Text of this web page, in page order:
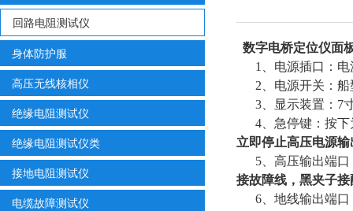
回路电阻测试仪
身体防护服
高压无线核相仪
绝缘电阻测试仪
绝缘电阻测试仪类
接地电阻测试仪
电缆故障测试仪
数字电桥定位仪面
1、电源插口：
2、电源开关：
3、显示装置：7
4、急停键：按
立即停止高压电源
5、高压输出端
接故障线，黑夹子接
6、地线输出端